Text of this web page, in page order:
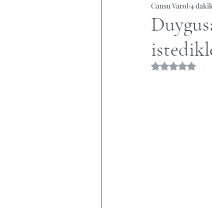
Şema Terapi
Ergen Terapisi
Cansu Varol 4
5 üzerinden